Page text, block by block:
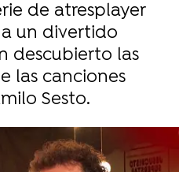
de atresplayer
un divertido
descubierto las
las canciones
Sesto.
capítulo de Camilo
.